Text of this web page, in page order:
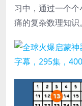
习中，通过一个
痛的复杂数理知识。